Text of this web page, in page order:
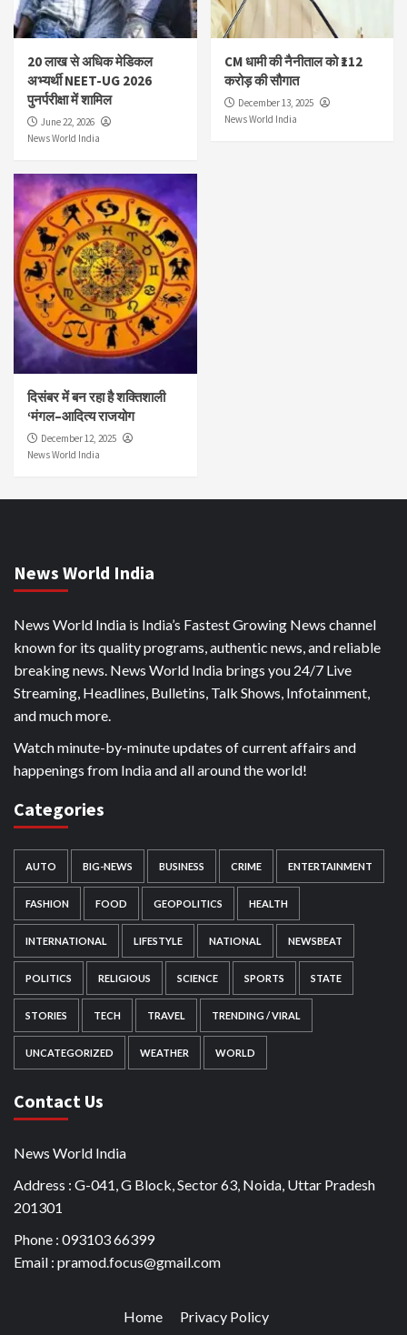
20 लाख से अधिक मेडिकल
अभ्यर्थी NEET-UG 2026
पुनर्परीक्षा में शामिल
June 22, 2026
News World India
CM धामी की नैनीताल को ₹112
करोड़ की सौगात
December 13, 2025
News World India
दिसंबर में बन रहा है शक्तिशाली
‘मंगल–आदित्य राजयोग
December 12, 2025
News World India
News World India
News World India is India’s Fastest Growing News channel
known for its quality programs, authentic news, and reliable
breaking news. News World India brings you 24/7 Live
Streaming, Headlines, Bulletins, Talk Shows, Infotainment,
and much more.
Watch minute-by-minute updates of current affairs and
happenings from India and all around the world!
Categories
AUTO BIG-NEWS BUSINESS CRIME ENTERTAINMENT
FASHION FOOD GEOPOLITICS HEALTH
INTERNATIONAL LIFESTYLE NATIONAL NEWSBEAT
POLITICS RELIGIOUS SCIENCE SPORTS STATE
STORIES TECH TRAVEL TRENDING / VIRAL
UNCATEGORIZED WEATHER WORLD
Contact Us
News World India
Address : G-041, G Block, Sector 63, Noida, Uttar Pradesh
201301
Phone : 093103 66399
Email : pramod.focus@gmail.com
Home Privacy Policy